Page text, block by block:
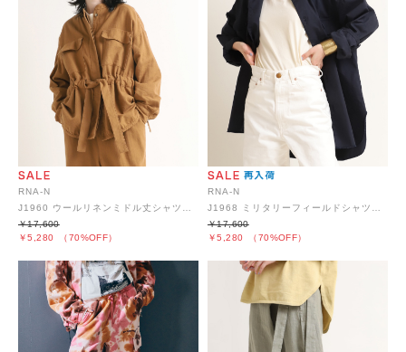
RNA-N
￥5,280 （70%OFF）
￥17,600
RNA-N
￥5,280 （70%OFF）
￥17,600